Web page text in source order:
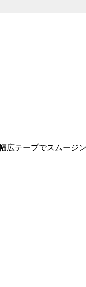
広テープでスムージ